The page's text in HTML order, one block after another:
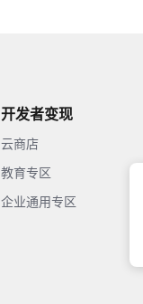
开发者变现
云商店
教育专区
企业通用专区